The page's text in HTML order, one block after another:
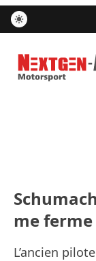
Nextgen-
me ferme
L’ancien